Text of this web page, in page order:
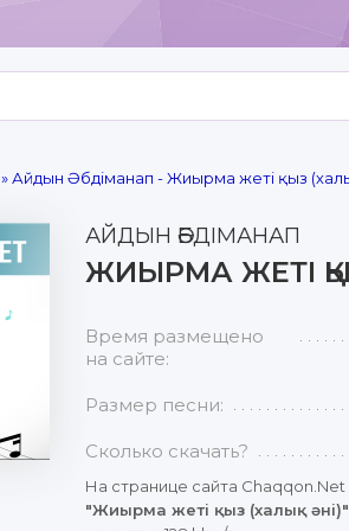
» Айдын Әбдіманап - Жиырма жеті қыз
АЙДЫН ӘБДІМАНАП
ЖИЫРМА ЖЕТІ
Время размещено
на сайте:
Размер песни:
Сколько скачать?
На странице сайта
"Жиырма жеті қыз (халық әні)"